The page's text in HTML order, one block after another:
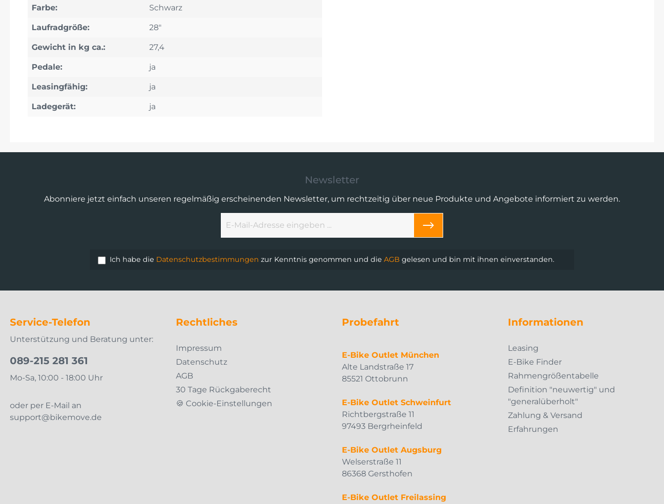
Farbe: Schwarz
Laufradgröße: 28"
Gewicht in kg ca.: 27,4
Pedale: ja
Leasingfähig: ja
Ladegerät: ja
Newsletter
Abonniere jetzt einfach unseren regelmäßig erscheinenden Newsletter, um rechtzeitig über neue Produkte und Angebote informiert zu werden.
Ich habe die Datenschutzbestimmungen zur Kenntnis genommen und die AGB gelesen und bin mit ihnen einverstanden.
Service-Telefon
Unterstützung und Beratung unter:
089-215 281 361
Mo-Sa, 10:00 - 18:00 Uhr
oder per E-Mail an
support@bikemove.de
Rechtliches
Impressum
Datenschutz
AGB
30 Tage Rückgaberecht
🍪 Cookie-Einstellungen
Probefahrt
E-Bike Outlet München
Alte Landstraße 17
85521 Ottobrunn
E-Bike Outlet Schweinfurt
Richtbergstraße 11
97493 Bergrheinfeld
E-Bike Outlet Augsburg
Welserstraße 11
86368 Gersthofen
E-Bike Outlet Freilassing
Informationen
Leasing
E-Bike Finder
Rahmengrößentabelle
Definition "neuwertig" und
"generalüberholt"
Zahlung & Versand
Erfahrungen